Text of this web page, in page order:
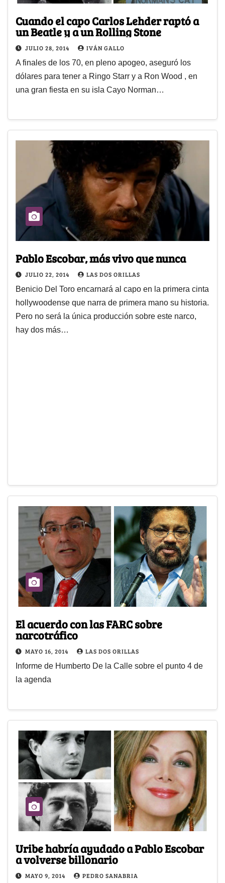
Cuando el capo Carlos Lehder raptó a
un Beatle y a un Rolling Stone
JULIO 28, 2014 IVÁN GALLO
A finales de los 70, en pleno apogeo, aseguró los
dólares para tener a Ringo Starr y a Ron Wood , en
una gran fiesta en su isla Cayo Norman…
Pablo Escobar, más vivo que nunca
JULIO 22, 2014 LAS DOS ORILLAS
Benicio Del Toro encarnará al capo en la primera cinta
hollywoodense que narra de primera mano su historia.
Pero no será la única producción sobre este narco,
hay dos más…
El acuerdo con las FARC sobre
narcotráfico
MAYO 16, 2014 LAS DOS ORILLAS
Informe de Humberto De la Calle sobre el punto 4 de
la agenda
Uribe habría ayudado a Pablo Escobar
a volverse billonario
MAYO 9, 2014 PEDRO SANABRIA